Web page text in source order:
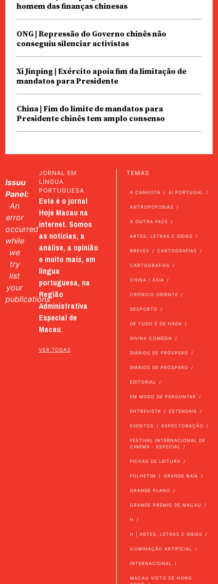
homem das finanças chinesas
ONG | Repressão do Governo chinês não
conseguiu silenciar activistas
Xi Jinping | Exército apoia fim da limitação de
mandatos para Presidente
China | Fim do limite de mandatos para
Presidente chinês tem amplo consenso
Issuu
Panel:
An
error
occurred
while
we
try
list
your
publications
JORNAL EM
LÍNGUA
PORTUGUESA
Este é o jornal
Hoje Macau na
internet. Somos
as notícias, a
análise, a opinião
e muito mais, em
língua
portuguesa, na
Região
Administrativa
Especial de
Macau.
VER TODAS
TEMAS
A CANHOTA AI PORTUGAL
ANTROPOFOBIAS
A OUTRA FACE
ARTES, LETRAS E IDEIAS
BREVES CARTOGRAFIAS
CARTOGRAFIAS
CHINA / ÁSIA
CRÓNICO ORIENTE
DESPORTO
DE TUDO E DE NADA
DIVINA COMÉDIA
DIÁRIOS DE PRÓSPERO
DIÁRIOS DE PRÓSPERO
EDITORIAL
EM MODO DE PERGUNTAR
ENTREVISTA ESTENDAIS
EVENTOS EXPECTORAÇÃO
FESTIVAL INTERNACIONAL DE
CINEMA - ESPECIAL
FICHAS DE LEITURA
FOLHETIM GRANDE BAÍA
GRANDE PLANO
GRANDE PRÉMIO DE MACAU
H
H | ARTES, LETRAS E IDEIAS
ILUMINAÇÃO ARTIFICIAL
INTERNACIONAL
MACAU VISTO DE HONG